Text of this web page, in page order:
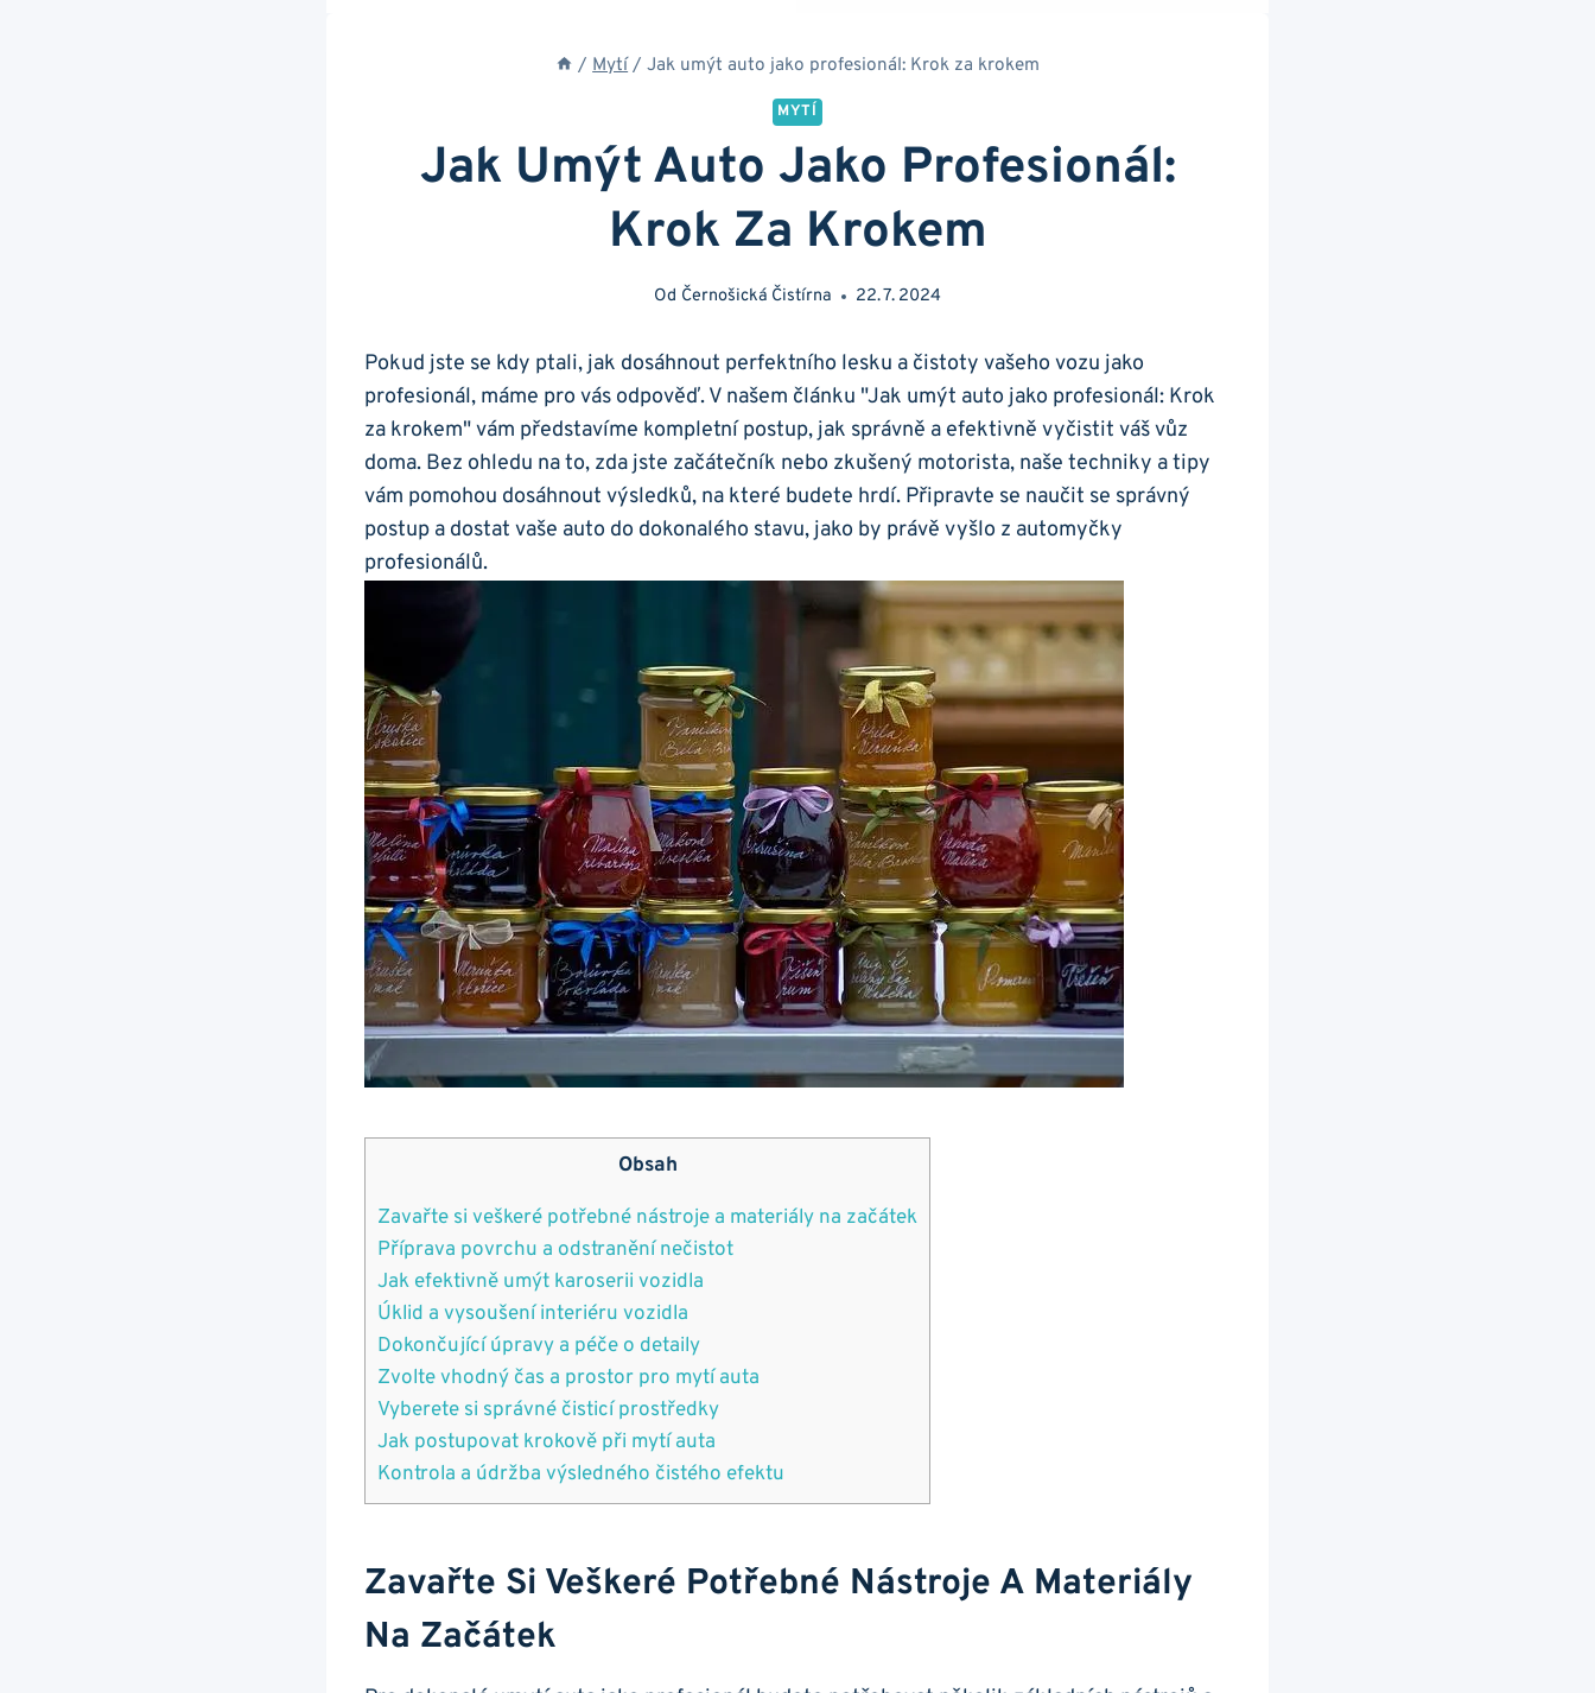
/ Mytí / Jak umýt auto jako profesionál: Krok za krokem
MYTÍ
Jak Umýt Auto Jako Profesionál:
Krok Za Krokem
Od Černošická Čistírna 22. 7. 2024
Pokud jste se kdy ptali, jak dosáhnout perfektního lesku a čistoty vašeho vozu jako
profesionál, máme pro vás odpověď. V našem článku "Jak umýt auto jako profesionál: Krok
za krokem" vám představíme kompletní postup, jak správně a efektivně vyčistit váš vůz
doma. Bez ohledu na to, zda jste začátečník nebo zkušený motorista, naše techniky a tipy
vám pomohou dosáhnout výsledků, na které budete hrdí. Připravte se naučit se správný
postup a dostat vaše auto do dokonalého stavu, jako by právě vyšlo z automyčky
profesionálů.
Obsah
Zavařte si veškeré potřebné nástroje a materiály na začátek
Příprava povrchu a odstranění nečistot
Jak efektivně umýt karoserii vozidla
Úklid a vysoušení interiéru vozidla
Dokončující úpravy a péče o detaily
Zvolte vhodný čas a prostor pro mytí auta
Vyberete si správné čisticí prostředky
Jak postupovat krokově při mytí auta
Kontrola a údržba výsledného čistého efektu
Zavařte Si Veškeré Potřebné Nástroje A Materiály
Na Začátek